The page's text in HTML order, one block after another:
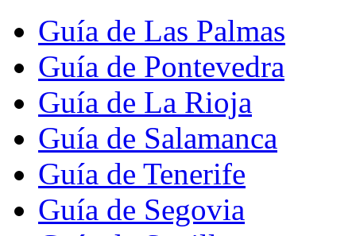
Guía de Las Palmas
Guía de Pontevedra
Guía de La Rioja
Guía de Salamanca
Guía de Tenerife
Guía de Segovia